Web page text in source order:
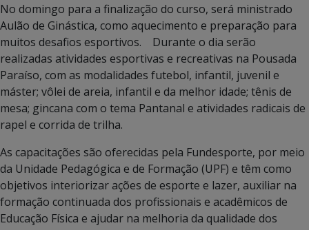
No domingo para a finalização do curso, será ministrado
Aulão de Ginástica, como aquecimento e preparação para
muitos desafios esportivos. Durante o dia serão
realizadas atividades esportivas e recreativas na Pousada
Paraíso, com as modalidades futebol, infantil, juvenil e
máster; vôlei de areia, infantil e da melhor idade; tênis de
mesa; gincana com o tema Pantanal e atividades radicais de
rapel e corrida de trilha.
As capacitações são oferecidas pela Fundesporte, por meio
da Unidade Pedagógica e de Formação (UPF) e têm como
objetivos interiorizar ações de esporte e lazer, auxiliar na
formação continuada dos profissionais e acadêmicos de
Educação Física e ajudar na melhoria da qualidade dos